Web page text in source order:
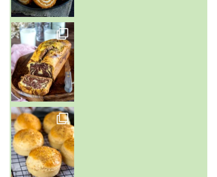
~ BUNS MAISON ~
Un peu de boulange par ici au